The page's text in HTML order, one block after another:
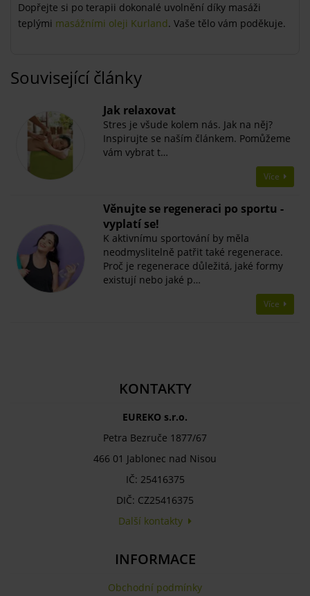
Dopřejte si po terapii dokonalé uvolnění díky masáži
teplými masážními oleji Kurland. Vaše tělo vám poděkuje.
Související články
Jak relaxovat
Stres je všude kolem nás. Jak na něj?
Inspirujte se naším článkem. Pomůžeme
vám vybrat t…
Více
Věnujte se regeneraci po sportu -
vyplatí se!
K aktivnímu sportování by měla
neodmyslitelně patřit také regenerace.
Proč je regenerace důležitá, jaké formy
existují nebo jaké p…
Více
KONTAKTY
EUREKO s.r.o.
Petra Bezruče 1877/67
466 01 Jablonec nad Nisou
IČ: 25416375
DIČ: CZ25416375
Další kontakty
INFORMACE
Obchodní podmínky